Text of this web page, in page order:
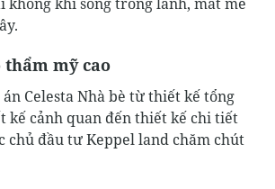
thẩm mỹ cao
Celesta Nhà bè từ thiết kế tổng
kế cảnh quan đến thiết kế chi tiết
chủ đầu tư Keppel land chăm chút